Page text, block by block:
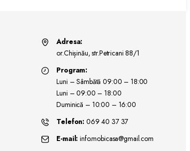
Adresa:
or.Chișinău, str.Petricani 88/1
Program:
Luni – Sâmbătă 09:00 – 18:00
Luni – 09:00 – 18:00
Duminică – 10:00 – 16:00
Telefon: 069 40 37 37
E-mail: info.mobicasa@gmail.com